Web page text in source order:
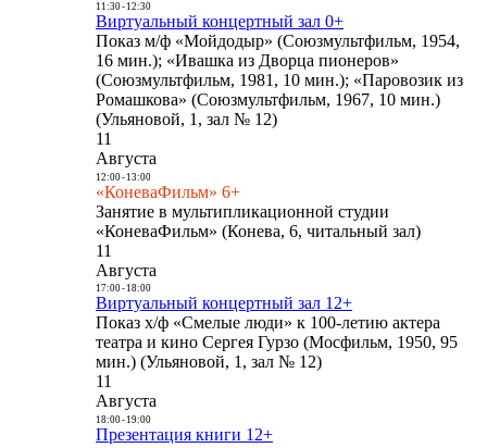
11:30- 12:30
Виртуальный концертный зал 0+
Показ м/ф «Мойдодыр» (Союзмультфильм, 1954,
16 мин.); «Ивашка из Дворца пионеров»
(Союзмультфильм, 1981, 10 мин.); «Паровозик из
Ромашкова» (Союзмультфильм, 1967, 10 мин.)
(Ульяновой, 1, зал № 12)
11
Августа
12:00- 13:00
«КоневаФильм» 6+
Занятие в мультипликационной студии
«КоневаФильм» (Конева, 6, читальный зал)
11
Августа
17:00- 18:00
Виртуальный концертный зал 12+
Показ х/ф «Смелые люди» к 100-летию актера
театра и кино Сергея Гурзо (Мосфильм, 1950, 95
мин.) (Ульяновой, 1, зал № 12)
11
Августа
18:00- 19:00
Презентация книги 12+